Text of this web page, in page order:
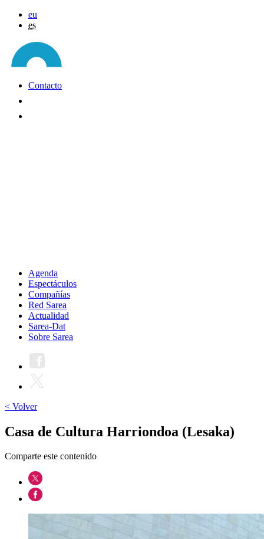
eu
es
Contacto
Agenda
Espectáculos
Compañías
Red Sarea
Actualidad
Sarea-Dat
Sobre Sarea
< Volver
Casa de Cultura Harriondoa (Lesaka)
Comparte este contenido